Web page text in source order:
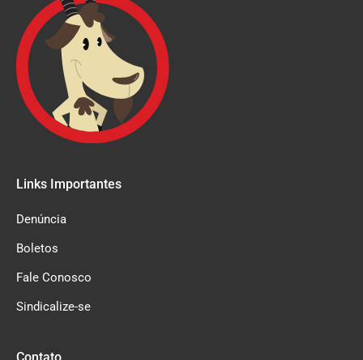
Links Importantes
Denúncia
Boletos
Fale Conosco
Sindicalize-se